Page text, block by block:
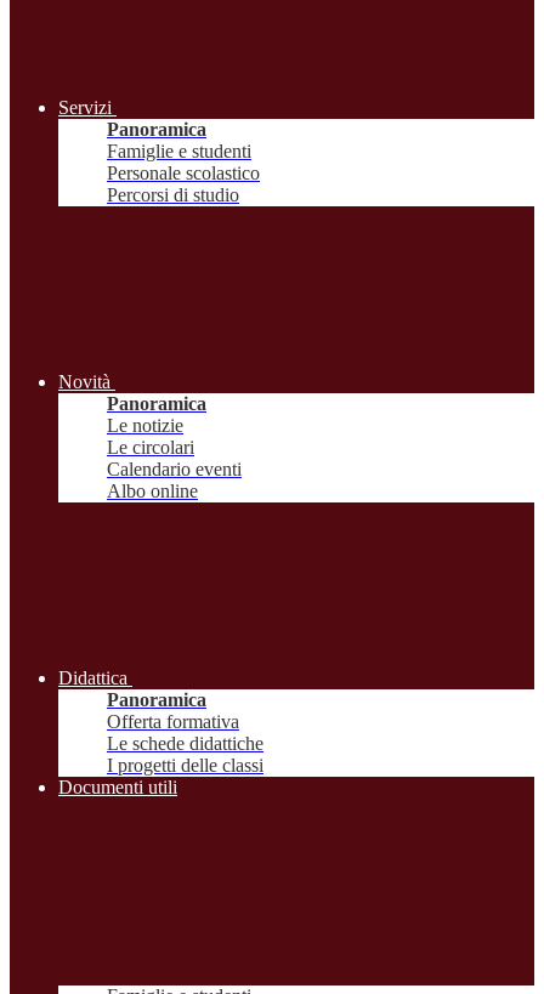
Servizi
Panoramica
Famiglie e studenti
Personale scolastico
Percorsi di studio
Novità
Panoramica
Le notizie
Le circolari
Calendario eventi
Albo online
Didattica
Panoramica
Offerta formativa
Le schede didattiche
I progetti delle classi
Documenti utili